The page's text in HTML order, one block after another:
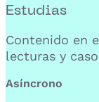
Estudias
Contenido en
lecturas y
Asíncrono